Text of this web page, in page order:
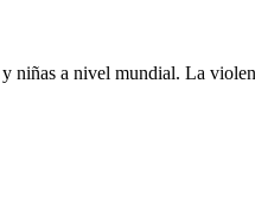
a nivel mundial. La